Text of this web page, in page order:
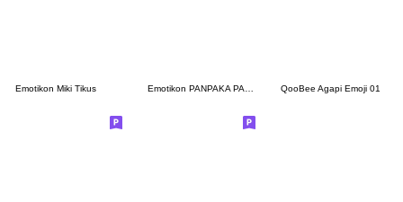
Emotikon Miki Tikus QooBee Agapi Emoji 01